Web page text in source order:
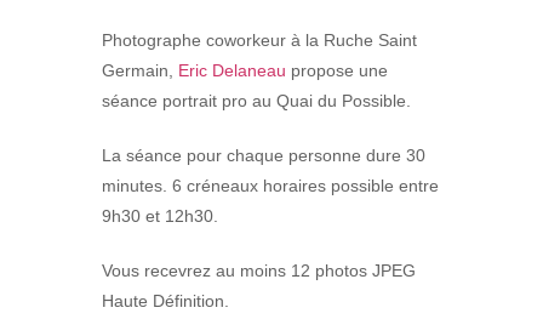
Photographe coworkeur à la Ruche Saint
Germain, Eric Delaneau propose une
séance portrait pro au Quai du Possible.
La séance pour chaque personne dure 30
minutes. 6 créneaux horaires possible entre
9h30 et 12h30.
Vous recevrez au moins 12 photos JPEG
Haute Définition.